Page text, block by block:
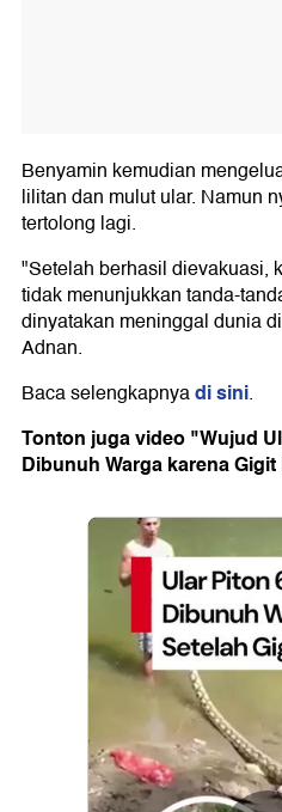
Benyamin kemudian
lilitan dan mulut ular. Namun
tertolong lagi.
"Setelah berhasil dievakuasi,
tidak menunjukkan tanda-
dinyatakan meninggal dunia
Adnan.
Baca selengkapnyadi sini.
Tonton juga video "Wujud
Dibunuh Warga karena